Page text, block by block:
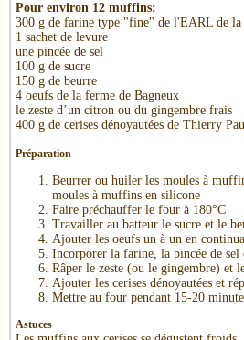
Pour environ 12 muffins:
300 g de farine type "fine" de l'EARL de
1 sachet de levure
une pincée de sel
100 g de sucre
150 g de beurre
4 oeufs de la ferme de Bagneux
le zeste d’un citron ou du gingembre frais
400 g de cerises dénoyautées de Thierry
Préparation
Beurrer ou huiler les moules à
moules à muffins en silicone
Faire préchauffer le four à 180°C
Travailler au batteur le sucre et le
Ajouter les oeufs un à un en
Incorporer la farine, la pincée de sel
Râper le zeste (ou le gingembre) et
Ajouter les cerises dénoyautées et
Mettre au four pendant 15-20
Astuces